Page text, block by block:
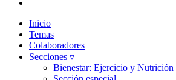
Inicio
Temas
Colaboradores
Secciones ▿
Bienestar: Ejercicio y Nutrición